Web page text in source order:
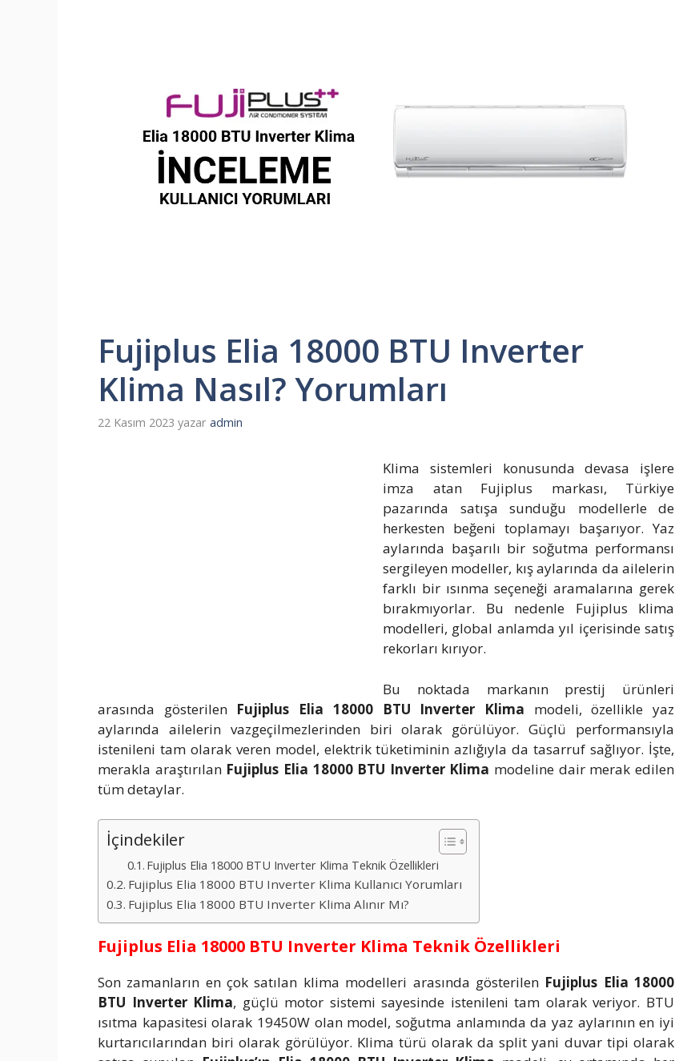
Fujiplus Elia 18000 BTU Inverter
Klima Nasıl? Yorumları
22 Kasım 2023 yazar admin
Klima sistemleri konusunda devasa işlere
imza atan Fujiplus markası, Türkiye
pazarında satışa sunduğu modellerle de
herkesten beğeni toplamayı başarıyor. Yaz
aylarında başarılı bir soğutma performansı
sergileyen modeller, kış aylarında da ailelerin
farklı bir ısınma seçeneği aramalarına gerek
bırakmıyorlar. Bu nedenle Fujiplus klima
modelleri, global anlamda yıl içerisinde satış
rekorları kırıyor.
Bu noktada markanın prestij ürünleri
arasında gösterilen Fujiplus Elia 18000 BTU Inverter Klima modeli, özellikle yaz
aylarında ailelerin vazgeçilmezlerinden biri olarak görülüyor. Güçlü performansıyla
istenileni tam olarak veren model, elektrik tüketiminin azlığıyla da tasarruf sağlıyor. İşte,
merakla araştırılan Fujiplus Elia 18000 BTU Inverter Klima modeline dair merak edilen
tüm detaylar.
İçindekiler
Fujiplus Elia 18000 BTU Inverter Klima Teknik Özellikleri
Fujiplus Elia 18000 BTU Inverter Klima Kullanıcı Yorumları
Fujiplus Elia 18000 BTU Inverter Klima Alınır Mı?
Fujiplus Elia 18000 BTU Inverter Klima Teknik Özellikleri
Son zamanların en çok satılan klima modelleri arasında gösterilen Fujiplus Elia 18000
BTU Inverter Klima, güçlü motor sistemi sayesinde istenileni tam olarak veriyor. BTU
ısıtma kapasitesi olarak 19450W olan model, soğutma anlamında da yaz aylarının en iyi
kurtarıcılarından biri olarak görülüyor. Klima türü olarak da split yani duvar tipi olarak